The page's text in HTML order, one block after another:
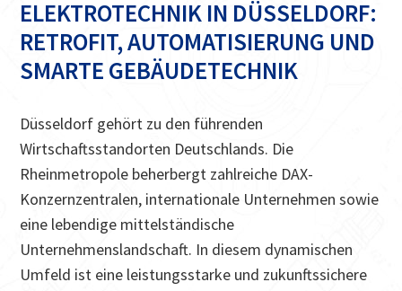
ELEKTROTECHNIK IN DÜSSELDORF:
RETROFIT, AUTOMATISIERUNG UND
SMARTE GEBÄUDETECHNIK
Düsseldorf gehört zu den führenden
Wirtschaftsstandorten Deutschlands. Die
Rheinmetropole beherbergt zahlreiche DAX-
Konzernzentralen, internationale Unternehmen sowie
eine lebendige mittelständische
Unternehmenslandschaft. In diesem dynamischen
Umfeld ist eine leistungsstarke und zukunftssichere